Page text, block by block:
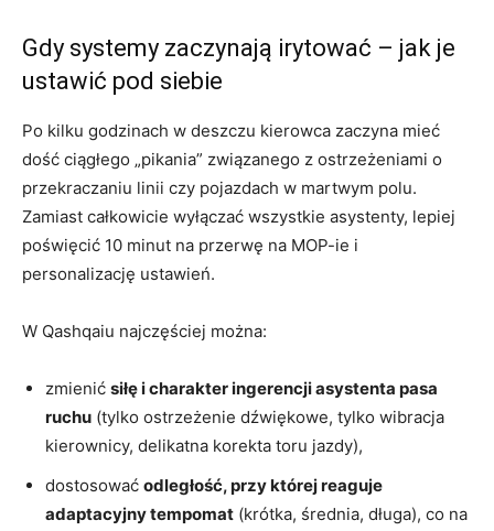
Gdy systemy zaczynają irytować – jak je
ustawić pod siebie
Po kilku godzinach w deszczu kierowca zaczyna mieć
dość ciągłego „pikania” związanego z ostrzeżeniami o
przekraczaniu linii czy pojazdach w martwym polu.
Zamiast całkowicie wyłączać wszystkie asystenty, lepiej
poświęcić 10 minut na przerwę na MOP-ie i
personalizację ustawień.
W Qashqaiu najczęściej można:
zmienić siłę i charakter ingerencji asystenta pasa
ruchu (tylko ostrzeżenie dźwiękowe, tylko wibracja
kierownicy, delikatna korekta toru jazdy),
dostosować odległość, przy której reaguje
adaptacyjny tempomat (krótka, średnia, długa), co na